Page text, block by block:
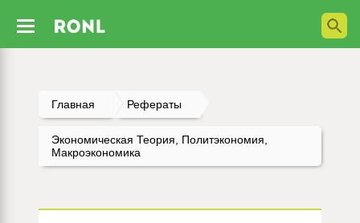
Главная Рефераты
Экономическая Теория, Политэкономия,
Макроэкономика